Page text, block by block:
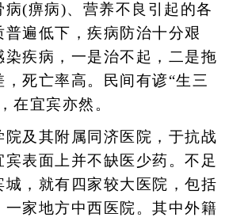
病(痹病)、营养不良引起的各
遍低下，疾病防治十分艰
染疾病，一是治不起，二是拖
死亡率高。民间有谚“生三
在宜宾亦然。
及其附属同济医院，于抗战
表面上并不缺医少药。不足
城，就有四家较大医院，包括
一家地方中西医院。其中外籍